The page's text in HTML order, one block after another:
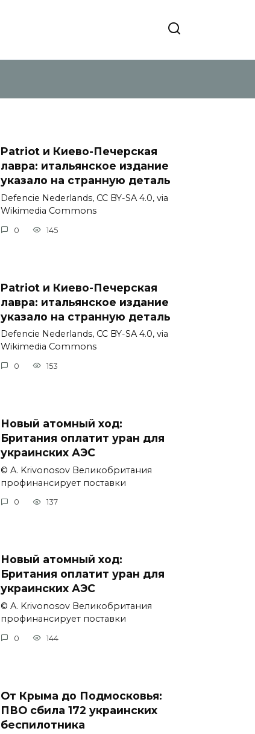
Patriot и Киево-Печерская
лавра: итальянское издание
указало на странную деталь
Defencie Nederlands, CC BY-SA 4.0, via
Wikimedia Commons
0 145
Patriot и Киево-Печерская
лавра: итальянское издание
указало на странную деталь
Defencie Nederlands, CC BY-SA 4.0, via
Wikimedia Commons
0 153
Новый атомный ход:
Британия оплатит уран для
украинских АЭС
© A. Krivonosov Великобритания
профинансирует поставки
0 137
Новый атомный ход:
Британия оплатит уран для
украинских АЭС
© A. Krivonosov Великобритания
профинансирует поставки
0 144
От Крыма до Подмосковья:
ПВО сбила 172 украинских
беспилотника